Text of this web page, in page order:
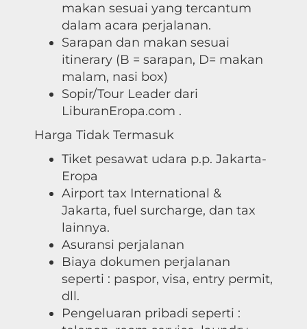
makan sesuai yang tercantum
dalam acara perjalanan.
Sarapan dan makan sesuai
itinerary (B = sarapan, D= makan
malam, nasi box)
Sopir/Tour Leader dari
LiburanEropa.com .
Harga Tidak Termasuk
Tiket pesawat udara p.p. Jakarta-
Eropa
Airport tax International &
Jakarta, fuel surcharge, dan tax
lainnya.
Asuransi perjalanan
Biaya dokumen perjalanan
seperti : paspor, visa, entry permit,
dll.
Pengeluaran pribadi seperti :